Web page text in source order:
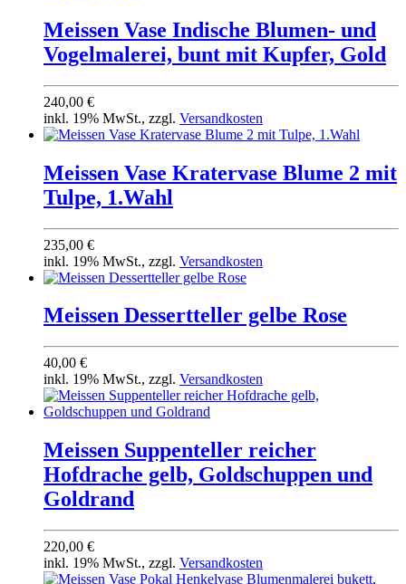
Meissen Vase Indische Blumen- und
Vogelmalerei, bunt mit Kupfer, Gold
240,00 €
inkl. 19% MwSt., zzgl. Versandkosten
Meissen Vase Kratervase Blume 2 mit
Tulpe, 1.Wahl
235,00 €
inkl. 19% MwSt., zzgl. Versandkosten
Meissen Dessertteller gelbe Rose
40,00 €
inkl. 19% MwSt., zzgl. Versandkosten
Meissen Suppenteller reicher
Hofdrache gelb, Goldschuppen und
Goldrand
220,00 €
inkl. 19% MwSt., zzgl. Versandkosten